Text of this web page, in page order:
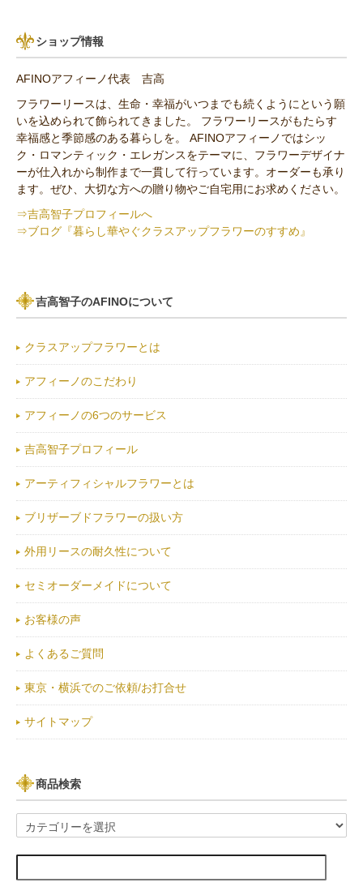
ひまわり
その他の花材
セミオーダー作品
アンティーク
ショップ情報
AFINOアフィーノ代表 吉高
フラワーリースは、生命・幸福がいつまでも続くようにという願
いを込められて飾られてきました。 フラワーリースがもたらす
幸福感と季節感のある暮らしを。 AFINOアフィーノではシッ
ク・ロマンティック・エレガンスをテーマに、フラワーデザイナ
ーが仕入れから制作まで一貫して行っています。オーダーも承り
ます。ぜひ、大切な方への贈り物やご自宅用にお求めください。
⇒吉高智子プロフィールへ
⇒ブログ『暮らし華やぐクラスアップフラワーのすすめ』
吉高智子のAFINOについて
クラスアップフラワーとは
アフィーノのこだわり
アフィーノの6つのサービス
吉高智子プロフィール
アーティフィシャルフラワーとは
ブリザーブドフラワーの扱い方
外用リースの耐久性について
セミオーダーメイドについて
お客様の声
よくあるご質問
東京・横浜でのご依頼/お打合せ
サイトマップ
商品検索